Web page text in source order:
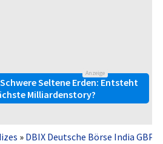
Anzeige
Seltene Erden: Entsteht
Milliardenstory?
» DBIX Deutsche Börse India GBP